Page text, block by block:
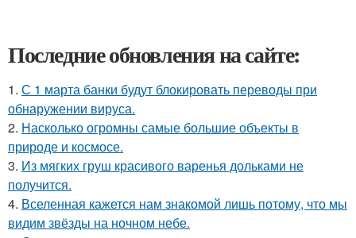
Последние обновления на сайте:
1. С 1 марта банки будут блокировать переводы при
обнаружении вируса.
2. Насколько огромны самые большие объекты в
природе и космосе.
3. Из мягких груш красивого варенья дольками не
получится.
4. Вселенная кажется нам знакомой лишь потому, что мы
видим звёзды на ночном небе.